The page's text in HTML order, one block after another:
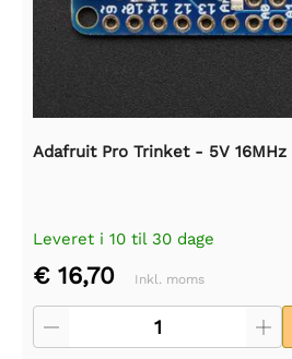
Adafruit Pro Trinket - 5V 16MHz
Leveret i 10 til 30 dage
€ 16,70 Inkl. moms